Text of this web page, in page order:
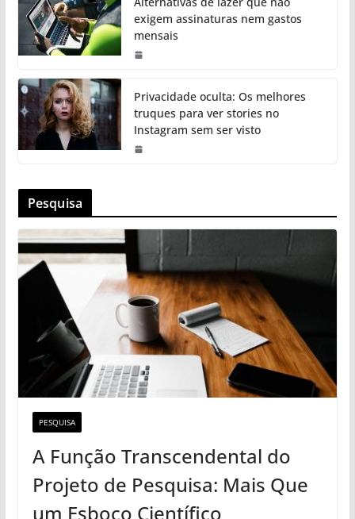
exigem assinaturas nem gastos
mensais
Privacidade oculta: Os melhores
truques para ver stories no
Instagram sem ser visto
Pesquisa
PESQUISA
A Função Transcendental do
Projeto de Pesquisa: Mais Que
um Esboço Científico